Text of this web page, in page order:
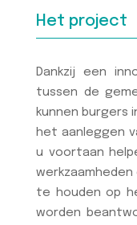
Het project
Dankzij een
tussen de
kunnen burgers
het aanleggen
u voortaan
te houden op
worden